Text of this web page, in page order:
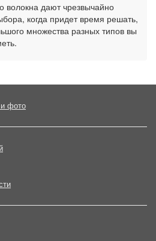
волокна дают чрезвычайно
когда придет время решать,
множества разных типов вы
фото